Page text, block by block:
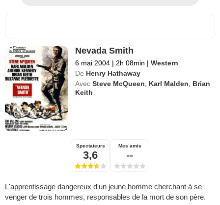
Nevada Smith
6 mai 2004 | 2h 08min | Western
De Henry Hathaway
Avec Steve McQueen Karl Malden
Brian
Keith
Spectateurs
3,6
Mes amis
--
L'apprentissage dangereux d'un jeune homme cherchant à se
venger de trois hommes, responsables de la mort de son père.